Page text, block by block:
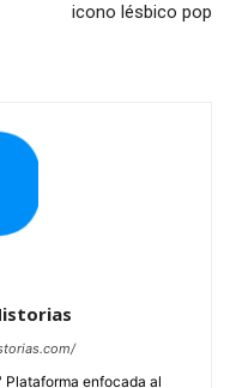
icono lésbico pop
enfocada al